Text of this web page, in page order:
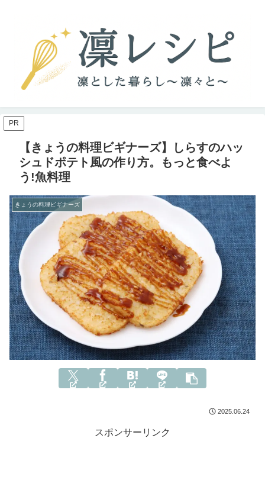
PR
【きょうの料理ビギナーズ】しらすのハッ
シュドポテト風の作り方。もっと食べよ
う!魚料理
きょうの料理ビギナーズ
2025.06.24
スポンサーリンク